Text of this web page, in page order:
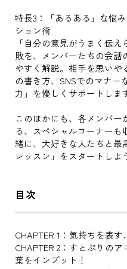
特長3：「あるある」な悩
ション術
「自分の意見がうまく伝
敗を、メンバーたちの会話
やすく解説。相手を思いや
の書き方、SNSでのマナー
力」を優しくサポートしま
このほかにも、各メンバ
る、スペシャルコーナー
緒に、大好きな人たちと最
レッスン」をスタートしよ
目次
CHAPTER 1：気持ちを表
CHAPTER 2：すとぷりの
葉をインプット！